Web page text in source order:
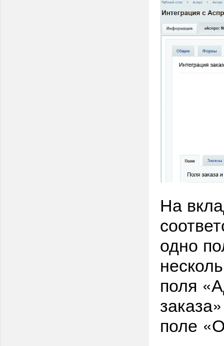
На
одно
поля
поле